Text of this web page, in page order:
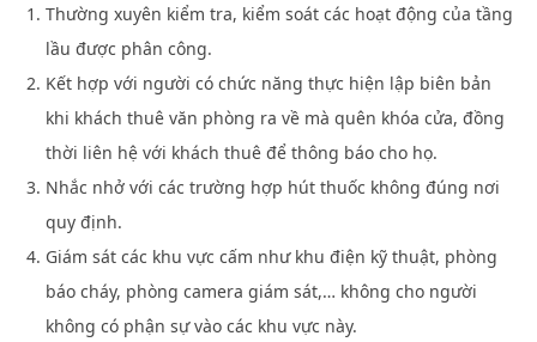
Thường xuyên kiểm tra, kiểm soát các hoạt động của tầng
lầu được phân công.
Kết hợp với người có chức năng thực hiện lập biên bản
khi khách thuê văn phòng ra về mà quên khóa cửa, đồng
thời liên hệ với khách thuê để thông báo cho họ.
Nhắc nhở với các trường hợp hút thuốc không đúng nơi
quy định.
Giám sát các khu vực cấm như khu điện kỹ thuật, phòng
báo cháy, phòng camera giám sát,… không cho người
không có phận sự vào các khu vực này.